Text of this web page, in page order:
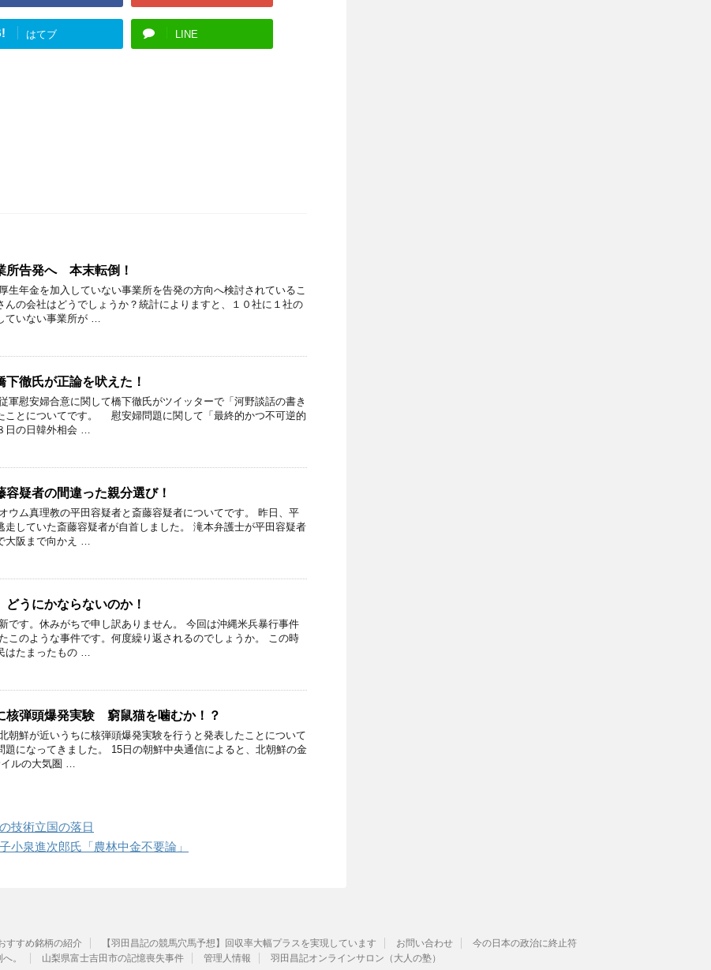
はてブ LINE
所告発へ 本末転倒！
生年金を加入していない事業所を告発の方向へ検討されているこ
んの会社はどうでしょうか？統計によりますと、１０社に１社の
ていない事業所が …
徹氏が正論を吠えた！
軍慰安婦合意に関して橋下徹氏がツイッターで「河野談話の書き
ことについてです。 慰安婦問題に関して「最終的かつ不可逆的
日の日韓外相会 …
疑者の間違った親分選び！
ウム真理教の平田容疑者と斎藤容疑者についてです。 昨日、平
走していた斎藤容疑者が自首しました。 滝本弁護士が平田容疑者
大阪まで向かえ …
うにかならないのか！
です。休みがちで申し訳ありません。 今回は沖縄米兵暴行事件
このような事件です。何度繰り返されるのでしょうか。 この時
はたまったもの …
弾頭爆発実験 窮鼠猫を噛むか！？
朝鮮が近いうちに核弾頭爆発実験を行うと発表したことについて
題になってきました。 15日の朝鮮中央通信によると、北朝鮮の金
ルの大気圏 …
技術立国の落日
泉進次郎氏「農林中金不要論」
すすめ銘柄の紹介 【羽田昌記の競馬穴馬予想】回収率大幅プラスを実現しています お問い合わせ
今の日本の政治に終止符
。
山梨県富士吉田市の記憶喪失事件 管理人情報 羽田昌記オンラインサロン（大人の塾）